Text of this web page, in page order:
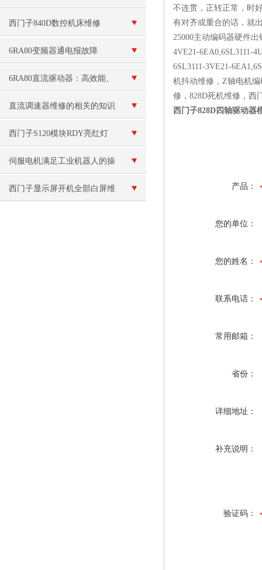
法
西门子840D数控机床维修
6RA80变频器通电报故障
F60100
6RA80直流驱动器：高效能、
稳定可靠的直流驱动解决方案
直流调速器维修的相关的知识
西门子S120模块RDY亮红灯
伺服电机满足工业机器人的操
作需要哪些条件？
西门子显示屏开机全部白屏维
不连贯，正转正常，时
有对齐或重合的话，就
25000主动编码器硬件出
4VE21-6EA0,6SL3111-
6SL3111-3VE21-
机抖动维修，Z轴电机
修，828D死机维修，西
西门子828D四轴驱动器
产品：
您的单位：
您的姓名：
联系电话：
常用邮箱：
省份：
详细地址：
补充说明：
验证码：